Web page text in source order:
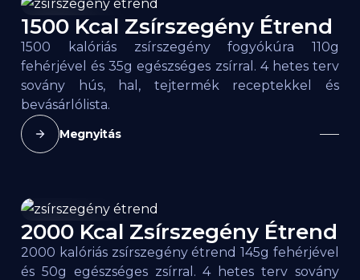
1500 kcal
1500 Kcal Zsírszegény Étrend
1500 kalóriás zsírszegény fogyókúra 110g
fehérjével és 35g egészséges zsírral. 4 hetes terv
sovány hús, hal, tejtermék receptekkel és
bevásárlólista.
Megnyitás
2000 kcal
2000 Kcal Zsírszegény Étrend
2000 kalóriás zsírszegény étrend 145g fehérjével
és 50g egészséges zsírral. 4 hetes terv sovány